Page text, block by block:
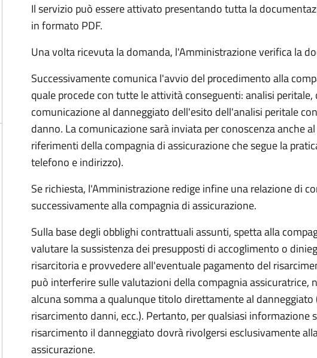
Il servizio può essere attivato presentando tutta la
in formato PDF.
Una volta ricevuta la domanda, l'Amministrazione verifica la
Successivamente comunica l'avvio del procedimento alla
quale procede con tutte le attività conseguenti: analisi
comunicazione al danneggiato dell'esito dell'analisi peritale
danno. La comunicazione sarà inviata per conoscenza anche
riferimenti della compagnia di assicurazione che segue la
telefono e indirizzo).
Se richiesta, l'Amministrazione redige infine una relazione di
successivamente alla compagnia di assicurazione.
Sulla base degli obblighi contrattuali assunti, spetta alla
valutare la sussistenza dei presupposti di accoglimento o
risarcitoria e provvedere all'eventuale pagamento del
può interferire sulle valutazioni della compagnia assicuratrice,
alcuna somma a qualunque titolo direttamente al danneggiato
risarcimento danni, ecc.). Pertanto, per qualsiasi informazione
risarcimento il danneggiato dovrà rivolgersi esclusivamente
assicurazione.